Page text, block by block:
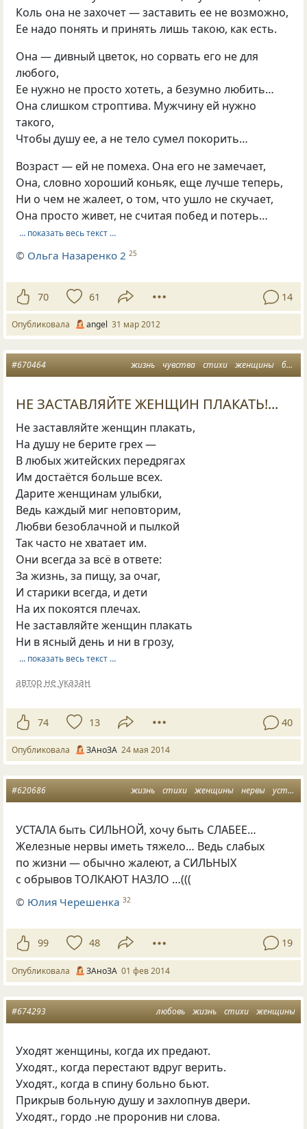
Коль она не захочет — заставить ее не возможно,
Ее надо понять и принять лишь такою, как есть.
Она — дивный цветок, но сорвать его не для
любого,
Ее нужно не просто хотеть, а безумно любить…
Она слишком строптива. Мужчину ей нужно
такого,
Чтобы душу ее, а не тело сумел покорить…
Возраст — ей не помеха. Она его не замечает,
Она, словно хороший коньяк, еще лучше теперь,
Ни о чем не жалеет, о том, что ушло не скучает,
Она просто живет, не считая побед и потерь…
… показать весь текст …
© Ольга Назаренко 2 25
70 61 14
Опубликовала angel 31 мар 2012
жизнь чувства стихи женщины берегите
#670464
НЕ ЗАСТАВЛЯЙТЕ ЖЕНЩИН ПЛАКАТЬ!...
Не заставляйте женщин плакать,
На душу не берите грех —
В любых житейских передрягах
Им достаётся больше всех.
Дарите женщинам улыбки,
Ведь каждый миг неповторим,
Любви безоблачной и пылкой
Так часто не хватает им.
Они всегда за всё в ответе:
За жизнь, за пищу, за очаг,
И старики всегда, и дети
На их покоятся плечах.
Не заставляйте женщин плакать
Ни в ясный день и ни в грозу,
… показать весь текст …
автор не указан
74 13 40
Опубликовала ЗАноЗА 24 мая 2014
жизнь стихи женщины нервы усталость
#620686
УСТАЛА быть СИЛЬНОЙ, хочу быть СЛАБЕЕ…
Железные нервы иметь тяжело… Ведь слабых
по жизни — обычно жалеют, а СИЛЬНЫХ
с обрывов ТОЛКАЮТ НАЗЛО …(((
© Юлия Черешенка 32
99 48 19
Опубликовала ЗАноЗА 01 фев 2014
любовь жизнь стихи женщины
#674293
Уходят женщины, когда их предают.
Уходят., когда перестают вдруг верить.
Уходят., когда в спину больно бьют.
Прикрыв больную душу и захлопнув двери.
Уходят., гордо .не проронив ни слова.